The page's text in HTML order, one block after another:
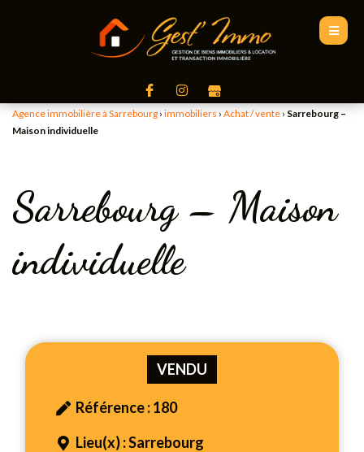
Agence immobilière à Sarrebourg › immobiliers › Achat / vente › Sarrebourg –
Maison individuelle
Sarrebourg – Maison
individuelle
VENDU
Référence : 180
Lieu(x) : Sarrebourg